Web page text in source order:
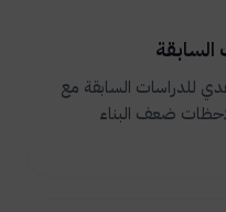
السابقة
للدراسات السابقة مع
ضعف البناء